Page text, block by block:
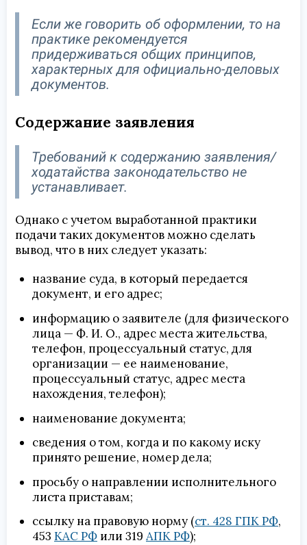
Если же говорить об оформлении, то на
практике рекомендуется
придерживаться общих принципов,
характерных для официально-деловых
документов.
Содержание заявления
Требований к содержанию заявления/
ходатайства законодательство не
устанавливает.
Однако с учетом выработанной практики
подачи таких документов можно сделать
вывод, что в них следует указать:
название суда, в который передается
документ, и его адрес;
информацию о заявителе (для физического
лица — Ф. И. О., адрес места жительства,
телефон, процессуальный статус, для
организации — ее наименование,
процессуальный статус, адрес места
нахождения, телефон);
наименование документа;
сведения о том, когда и по какому иску
принято решение, номер дела;
просьбу о направлении исполнительного
листа приставам;
ссылку на правовую норму (ст. 428 ГПК РФ,
453 КАС РФ или 319 АПК РФ);